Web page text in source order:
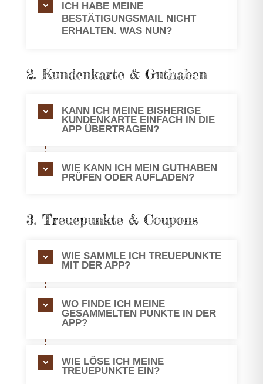
ICH HABE MEINE
BESTÄTIGUNGSMAIL NICHT
ERHALTEN. WAS NUN?
2. Kundenkarte & Guthaben
KANN ICH MEINE BISHERIGE
KUNDENKARTE EINFACH IN DIE
APP ÜBERTRAGEN?
WIE KANN ICH MEIN GUTHABEN
PRÜFEN ODER AUFLADEN?
3. Treuepunkte & Coupons
WIE SAMMLE ICH TREUEPUNKTE
MIT DER APP?
WO FINDE ICH MEINE
GESAMMELTEN PUNKTE IN DER
APP?
WIE LÖSE ICH MEINE
TREUEPUNKTE EIN?